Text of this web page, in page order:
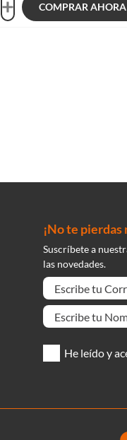
COMPRAR AHORA
¡No te pierdas
Suscríbete a
las novedades.
He leído y